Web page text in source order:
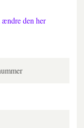
ændre den her